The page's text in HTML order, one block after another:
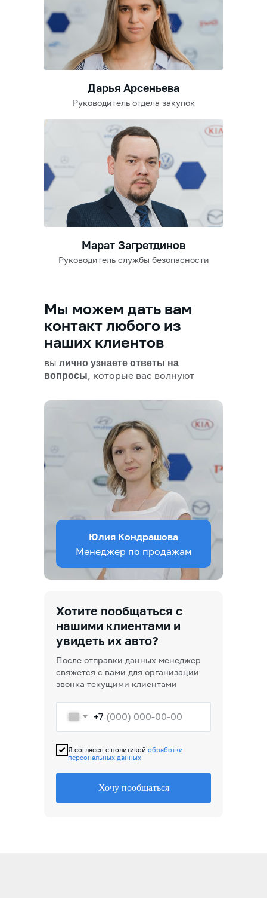
Дарья Арсеньева
Руководитель отдела закупок
Марат Загретдинов
Руководитель службы безопасности
Мы можем дать вам
контакт любого из
наших клиентов
вы лично узнаете ответы на
вопросы, которые вас волнуют
+7
Я согласен с политикой обработки
персональных данных
Хочу пообщаться
Хотите пообщаться с
нашими клиентами и
увидеть их авто?
После отправки данных менеджер
свяжется с вами для организации
звонка текущими клиентами
Юлия Кондрашова
Менеджер по продажам